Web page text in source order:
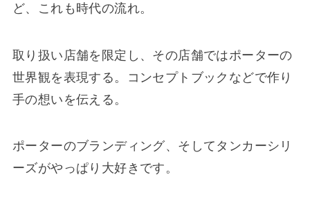
ど、これも時代の流れ。
取り扱い店舗を限定し、その店舗ではポーターの
世界観を表現する。コンセプトブックなどで作り
手の想いを伝える。
ポーターのブランディング、そしてタンカーシリ
ーズがやっぱり大好きです。